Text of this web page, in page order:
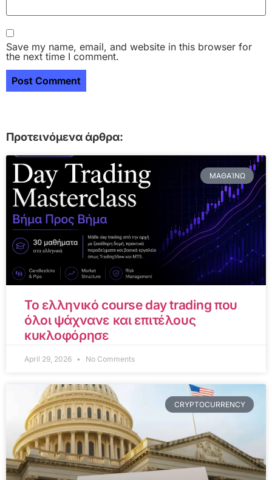
Save my name, email, and website in this browser for
the next time I comment.
Προτεινόμενα άρθρα:
ΜΑΘΑΊΝΩ
Το ελληνικό course day trading που
όλοι ψάχνανε και επιτέλους
κυκλοφόρησε
April 29, 2026 No Comments
CRYPTOCURRENCY